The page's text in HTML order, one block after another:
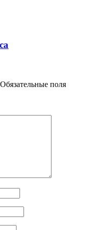
Обязательные поля